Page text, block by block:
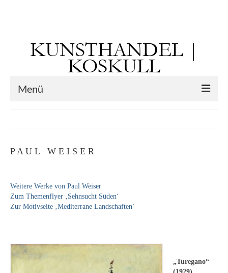
KUNSTHANDEL |
KOSKULL
Menü
– 02.06.1851 ebd.)
Max Gaisser
George Paice
P A U L W E I S E R
Weitere Werke von Paul Weiser
Zum Themenflyer ‚Sehnsucht Süden‘
Zur Motivseite ‚Mediterrane Landschaften‘
„Turegano“